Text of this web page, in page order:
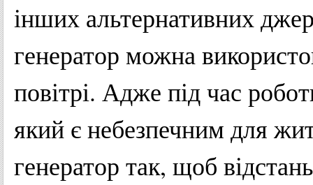
інших альтернативних
генератор можна
повітрі. Адже під час
який є небезпечним для
генератор так, щоб